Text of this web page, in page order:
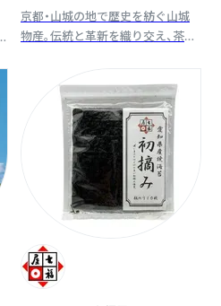
京都・山城の地で歴史を紡ぐ山城
物産。伝統と革新を織り交え、茶師
で、日本茶の豊潤さをぜひご堪能
ください。